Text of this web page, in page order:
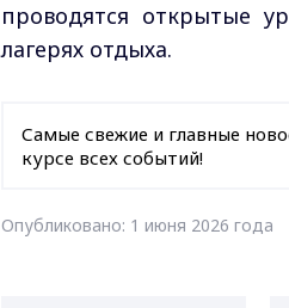
проводятся открытые
лагерях отдыха.
Самые свежие и главные
курсе всех событий!
Опубликовано: 1 июня 2026 года